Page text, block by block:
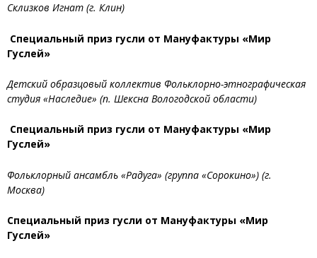
Склизков Игнат (г. Клин)
Специальный приз гусли от Мануфактуры «Мир
Гуслей»
Детский образцовый коллектив Фольклорно-этнографическая
студия «Наследие» (п. Шексна Вологодской области)
Специальный приз гусли от Мануфактуры «Мир
Гуслей»
Фольклорный ансамбль «Радуга» (группа «Сорокино») (г.
Москва)
Специальный приз гусли от Мануфактуры «Мир
Гуслей»